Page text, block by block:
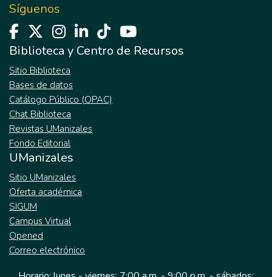
Síguenos
Biblioteca y Centro de Recursos
Sitio Biblioteca
Bases de datos
Catálogo Público (OPAC)
Chat Biblioteca
Revistas UManizales
Fondo Editorial
UManizales
Sitio UManizales
Oferta académica
SIGUM
Campus Virtual
Opened
Correo electrónico